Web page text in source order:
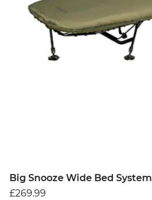
Big Snooze Wide Bed System
£269.99